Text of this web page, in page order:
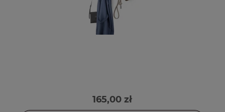
165,00 zł